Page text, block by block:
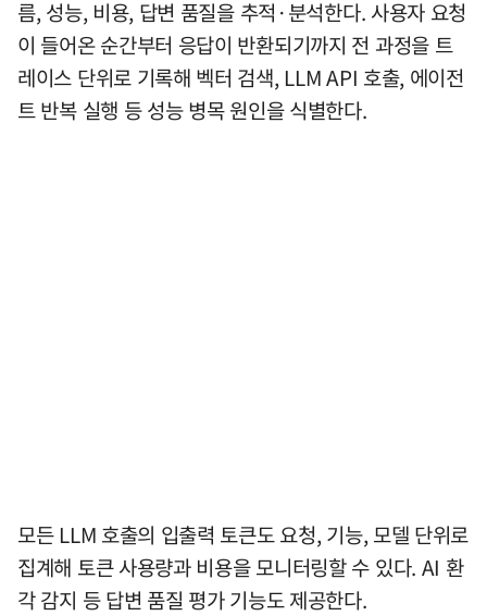
름, 성능, 비용, 답변 품질을 추적·분석한다. 사용자 요청
이 들어온 순간부터 응답이 반환되기까지 전 과정을 트
레이스 단위로 기록해 벡터 검색, LLM API 호출, 에이전
트 반복 실행 등 성능 병목 원인을 식별한다.
모든 LLM 호출의 입출력 토큰도 요청, 기능, 모델 단위로
집계해 토큰 사용량과 비용을 모니터링할 수 있다. AI 환
각 감지 등 답변 품질 평가 기능도 제공한다.